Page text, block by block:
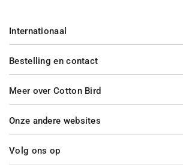
Bestelling en contact
Meer over Cotton Bird
Internationaal
Onze andere websites
Volg ons op